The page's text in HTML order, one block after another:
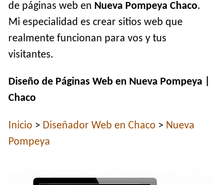
de páginas web en Nueva Pompeya Chaco.
Mi especialidad es crear sitios web que
realmente funcionan para vos y tus
visitantes.
Diseño de Páginas Web en Nueva Pompeya |
Chaco
Inicio > Diseñador Web en Chaco > Nueva
Pompeya